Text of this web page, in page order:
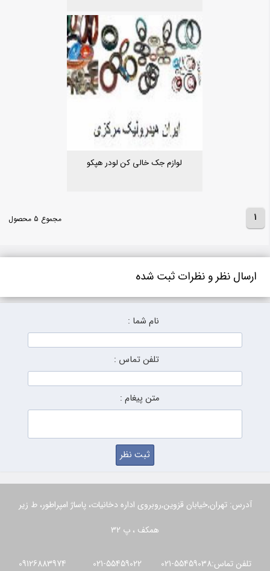
لوازم جک خالی کن لودر هپکو
1 مجموع 5 محصول
ارسال نظر و نظرات ثبت شده
نام شما :
تلفن تماس :
متن پیغام :
آدرس: تهران,خیابان قزوین,روبروی اداره دخانیات، پاساژ امپراطور، ط زیر
همکف ، پ 32
تلفن تماس:55459038-021 55459022-021 09126883974